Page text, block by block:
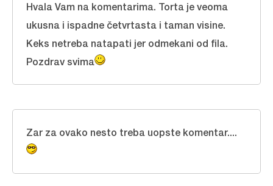
Hvala Vam na komentarima. Torta je veoma
ukusna i ispadne četvrtasta i taman visine.
Keks netreba natapati jer odmekani od fila.
Pozdrav svima
Zar za ovako nesto treba uopste komentar....